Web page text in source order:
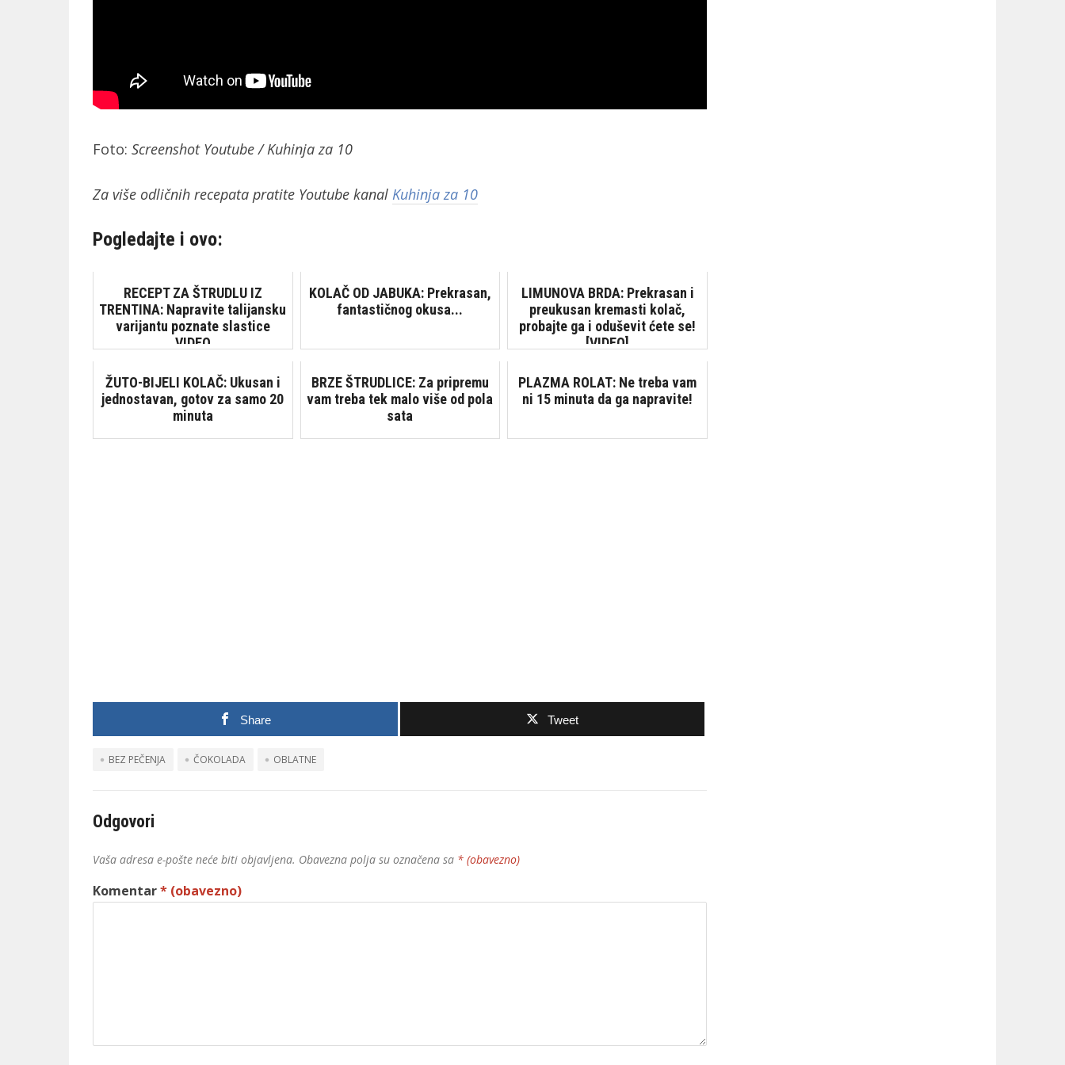
Foto: Screenshot Youtube / Kuhinja za 10
Za više odličnih recepata pratite Youtube kanal Kuhinja za 10
Pogledajte i ovo:
RECEPT ZA ŠTRUDLU IZ
TRENTINA: Napravite talijansku
varijantu poznate slastice
VIDEO
KOLAČ OD JABUKA: Prekrasan,
fantastičnog okusa...
LIMUNOVA BRDA: Prekrasan i
preukusan kremasti kolač,
probajte ga i oduševit ćete se!
[VIDEO]
ŽUTO-BIJELI KOLAČ: Ukusan i
jednostavan, gotov za samo 20
minuta
BRZE ŠTRUDLICE: Za pripremu
vam treba tek malo više od pola
sata
PLAZMA ROLAT: Ne treba vam
ni 15 minuta da ga napravite!
Share Tweet
BEZ PEČENJA ČOKOLADA OBLATNE
Odgovori
Vaša adresa e-pošte neće biti objavljena. Obavezna polja su označena sa * (obavezno)
Komentar* (obavezno)